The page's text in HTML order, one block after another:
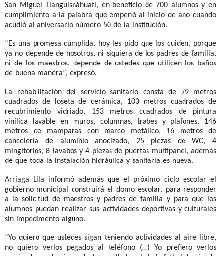
San Miguel Tianguisnáhuatl, en beneficio de 700 alumnos y en
cumplimiento a la palabra que empeñó al inicio de año cuando
acudió al aniversario número 50 de la institución.
“Es una promesa cumplida, hoy les pido que los cuiden, porque
ya no depende de nosotros, ni siquiera de los padres de familia,
ni de los maestros, depende de ustedes que utilicen los baños
de buena manera”, expresó.
La rehabilitación del servicio sanitario consta de 79 metros
cuadrados de loseta de cerámica, 103 metros cuadrados de
recubrimiento vidriado, 153 metros cuadrados de pintura
vinílica lavable en muros, columnas, trabes y plafones, 146
metros de mamparas con marco metálico, 16 metros de
cancelería de aluminio anodizado, 25 piezas de WC, 4
mingitorios, 8 lavabos y 4 piezas de puertas multipanel, además
de que toda la instalación hidráulica y sanitaria es nueva.
Arriaga Lila informó además que el próximo ciclo escolar el
gobierno municipal construirá el domo escolar, para responder
a la solicitud de maestros y padres de familia y para que los
alumnos puedan realizar sus actividades deportivas y culturales
sin impedimento alguno.
“Yo quiero que ustedes sigan teniendo actividades al aire libre,
no quiero verlos pegados al teléfono (…) Yo prefiero verlos